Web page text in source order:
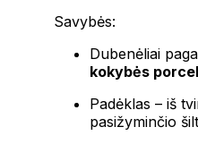
Savybės:
Dubenėliai
kokybės
Padėklas – iš
pasižyminčio